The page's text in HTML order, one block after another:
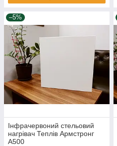
–5%
Інфрачервоний стельовий
нагрівач Теплів Армстронг
А500